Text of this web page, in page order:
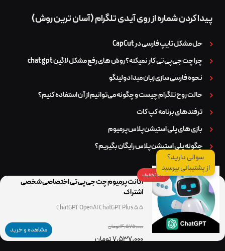
51% تخفیف
اکانت پرمیوم چت جی پی تی اختصاصی شخصی
اشتراک
5 5 ChatGPT OpenAI ChatGPT Plus
14,575,000 تومان
7,537,000 تومان
مشاهده و خرید
پيدا كردن شماره از روی آیدی تلگرام (آسان ترین روش)
حل مشکل تایپ فارسی در CapCut
چرا چت جی پی تی کار نمیکنه؟ روش های رفع مشکل لاگین chat gpt
نحوه فارسی سازی زبان مبدا دولینگو
حالت روح تلگرام چیست و چگونه می‌توانیم از آن استفاده کنیم؟
ترفندهای برنامه کپ کات
بازی های پلی استیشن پلاس پرمیوم
چگونه پلی استیشن پلاس رایگان بگیریم؟
دسترسی سریع
خرید اکانت اسپاتیفای
سوالی دارید؟
از پشتیبانی بپرسید